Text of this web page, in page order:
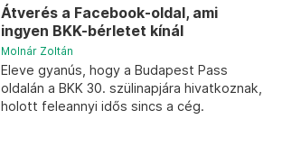
Átverés a Facebook-oldal, ami
ingyen BKK-bérletet kínál
Molnár Zoltán
Eleve gyanús, hogy a Budapest Pass
oldalán a BKK 30. szülinapjára hivatkoznak,
holott feleannyi idős sincs a cég.